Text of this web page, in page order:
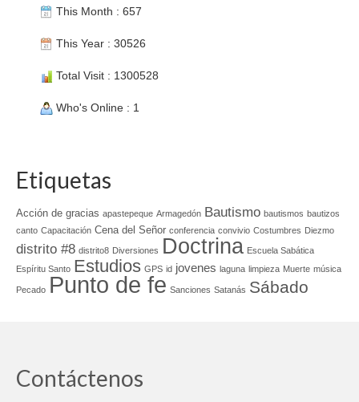
This Month : 657
This Year : 30526
Total Visit : 1300528
Who's Online : 1
Etiquetas
Acción de gracias apastepeque Armagedón Bautismo bautismos bautizos
canto Capacitación Cena del Señor conferencia convivio Costumbres Diezmo
distrito #8 distrito8 Diversiones Doctrina Escuela Sabática
Espíritu Santo Estudios GPS id jovenes laguna limpieza Muerte música
Pecado Punto de fe Sanciones Satanás Sábado
Contáctenos